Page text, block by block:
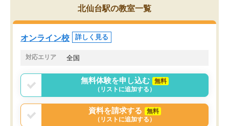
がら頑張って欲しいと思います！
北仙台駅の教室一覧
オンライン校 詳しく見る
対応エリア 全国
無料体験を申し込む
無料
（リストに追加する）
資料を請求する
無料
（リストに追加する）